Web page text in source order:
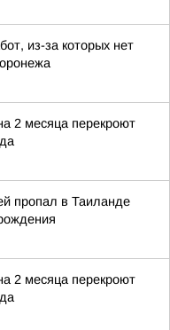
из-за которых нет
2 месяца перекроют
пропал в Таиланде
2 месяца перекроют